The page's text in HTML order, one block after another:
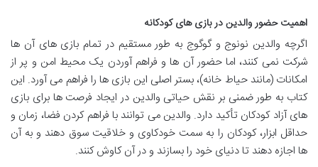
اهمیت حضور والدین در بازی های کودکانه
اگرچه والدین نونوج و گوگوج به طور مستقیم در تمام بازی های آن ها
شرکت نمی کنند، اما حضور آن ها و فراهم آوردن یک محیط امن و پر از
امکانات (مانند حیاط خانه)، بستر اصلی این بازی ها را فراهم می آورد. این
کتاب به طور ضمنی بر نقش حیاتی والدین در ایجاد فرصت ها برای بازی
های آزاد کودکان تأکید دارد. والدین می توانند با فراهم کردن فضا، زمان و
حداقل ابزار، کودکان را به سمت خودکاوی و خلاقیت سوق دهند و به آن
ها اجازه دهند تا دنیای خود را بسازند و در آن کاوش کنند.